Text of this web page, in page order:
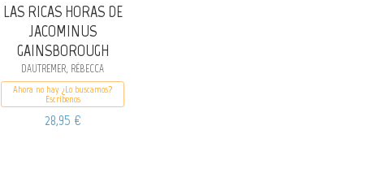
LAS RICAS HORAS DE
JACOMINUS
GAINSBOROUGH
DAUTREMER, RÉBECCA
Ahora no hay ¿Lo buscamos?
Escribenos
28,95 €